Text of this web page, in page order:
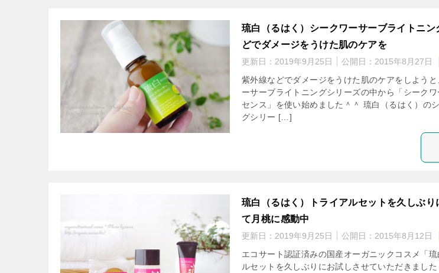
琉白（るはく）シークワーサーブライトニ
どでダメージをうけた肌のケアを
更新日： 2019年9月25日 公開日： 2015年8月27日
紫外線などでダメージをうけた肌のケアをしよう
ーサーブライトニングシリーズの中から「シーク
センス」を使い始めました＾＾ 琉白（るはく）の
グシリー […]
琉白（るはく）トライアルセットを久しぶ
て月桃に感動中
更新日： 2019年9月25日 公開日： 2015年8月12日
エコサート認証済みの国産オーガニックコスメ「
ルセットを久しぶりにお試しさせていただきまし